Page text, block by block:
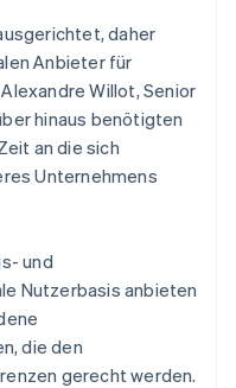
daher
Anbieter für
Willot, Senior
hinaus benötigten
an die sich
Unternehmens
und
Nutzerbasis anbieten
die den
gerecht werden.